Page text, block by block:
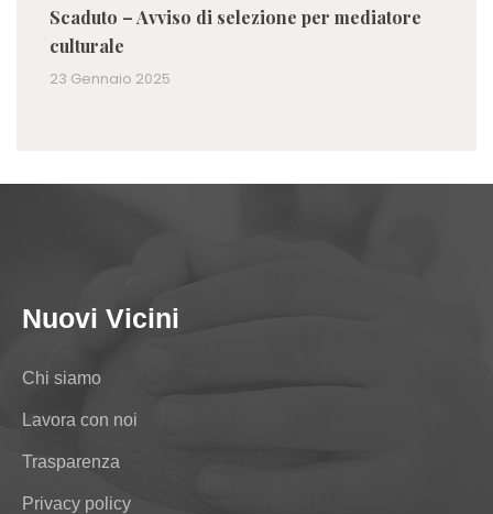
Scaduto – Avviso di selezione per mediatore
culturale
23 Gennaio 2025
Nuovi Vicini
Chi siamo
Lavora con noi
Trasparenza
Privacy policy